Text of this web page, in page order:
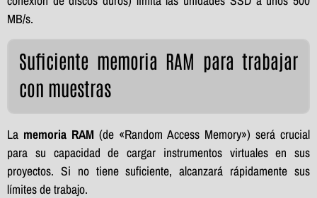
MB/s.
Suficiente memoria RAM para trabajar
con muestras
La memoria RAM (de «Random Access Memory») será crucial
para su capacidad de cargar instrumentos virtuales en sus
proyectos. Si no tiene suficiente, alcanzará rápidamente sus
límites de trabajo.